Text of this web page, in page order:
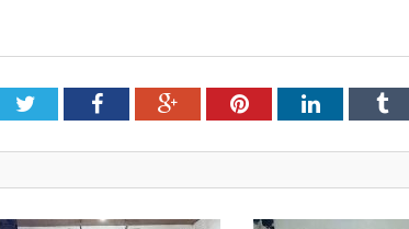
TwitterFacebookGoogle+PinterestLinkedIn